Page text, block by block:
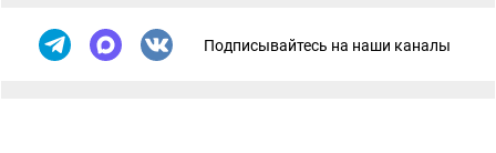
Подписывайтесь на наши каналы